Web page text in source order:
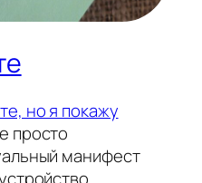
но я покажу
просто
манифест